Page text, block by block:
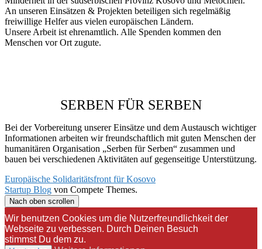
An unseren Einsätzen & Projekten beteiligen sich regelmäßig
freiwillige Helfer aus vielen europäischen Ländern.
Unsere Arbeit ist ehrenamtlich. Alle Spenden kommen den
Menschen vor Ort zugute.
SERBEN FÜR SERBEN
Bei der Vorbereitung unserer Einsätze und dem Austausch wichtiger
Informationen arbeiten wir freundschaftlich mit guten Menschen der
humanitären Organisation „Serben für Serben“ zusammen und
bauen bei verschiedenen Aktivitäten auf gegenseitige Unterstützung.
Europäische Solidaritätsfront für Kosovo
Startup Blog von Compete Themes.
Nach oben scrollen
Wir benutzen Cookies um die Nutzerfreundlichkeit der
Webseite zu verbessen. Durch Deinen Besuch
stimmst Du dem zu.